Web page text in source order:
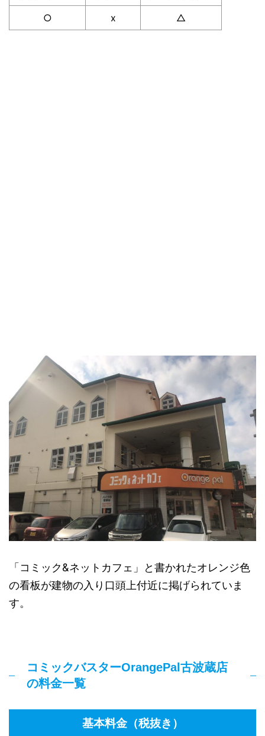
○ x △
「コミック&ネットカフェ」と書かれたオレンジ色
の看板が建物の入り口頭上付近に掲げられていま
す。
コミックバスターOrangePal古波蔵店
の料金一覧
基本料金（税抜き）